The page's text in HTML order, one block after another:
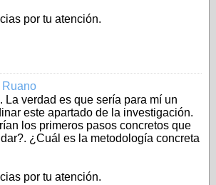
por tu atención.
Ruano
La verdad es que sería para mí un
este apartado de la investigación.
los primeros pasos concretos que
¿Cuál es la metodología concreta
por tu atención.